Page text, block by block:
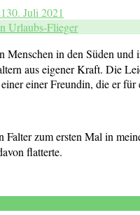
30. Juli 2021
Urlaubs-Flieger
Menschen in den Süden
aus eigener Kraft. Die
einer Freundin, die er für
Falter zum ersten Mal in
flatterte.